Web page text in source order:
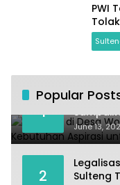
PWI
Popular
1
Kundapil
untuk
June 13,
2
Sulteng